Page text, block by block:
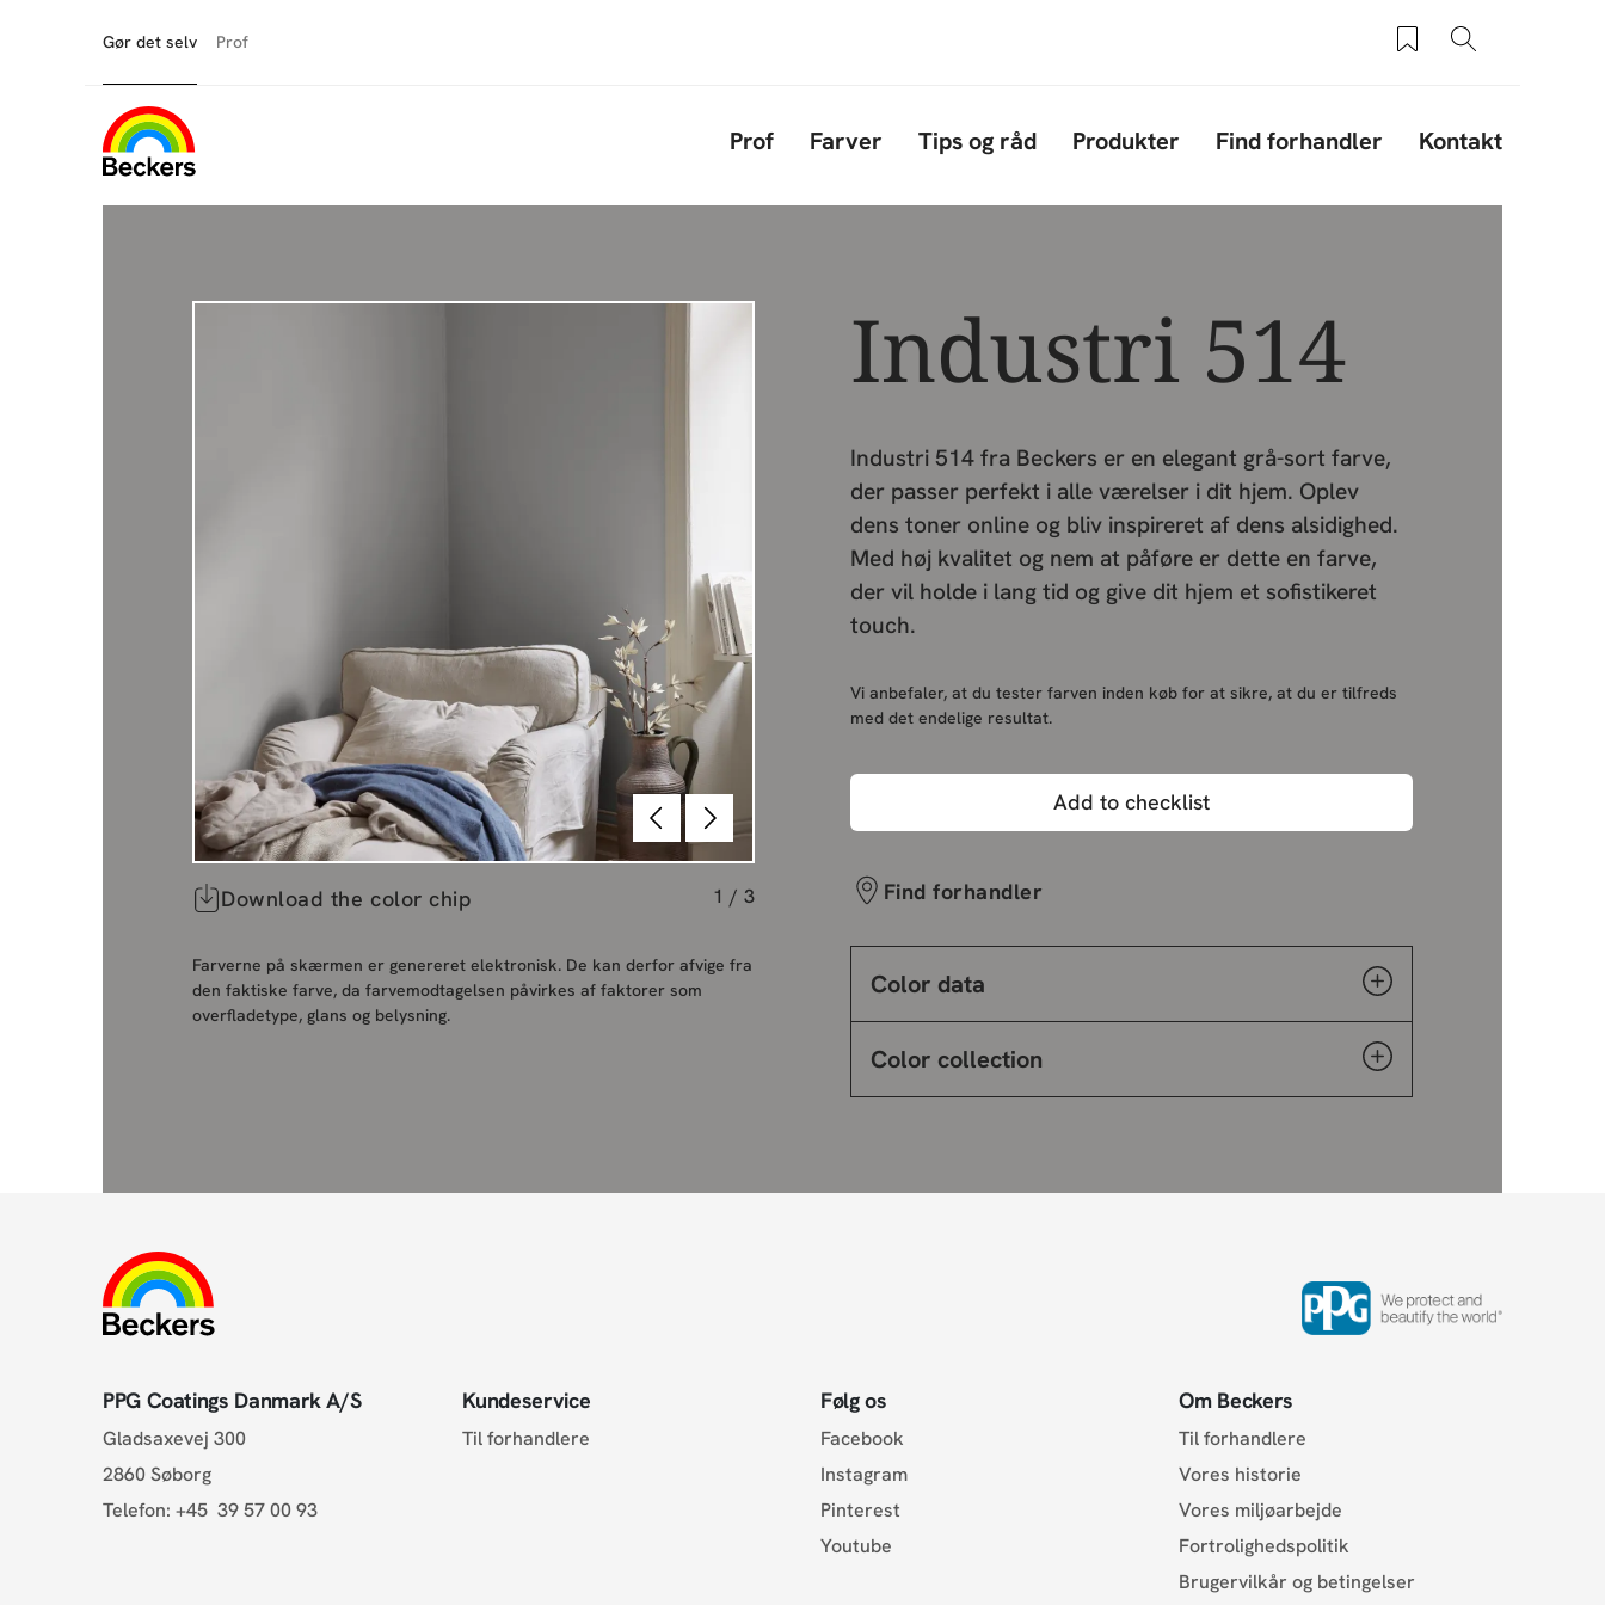
Gør det selv Prof Saved products
Søg
Prof Farver Tips og råd Produkter Find forhandler Kontakt
Industri 514
ForrigeNæste
Download the color chip 1 / 3
Farverne på skærmen er genereret elektronisk. De kan derfor afvige fra
den faktiske farve, da farvemodtagelsen påvirkes af faktorer som
overfladetype, glans og belysning.
Industri 514 fra Beckers er en elegant grå-sort farve,
der passer perfekt i alle værelser i dit hjem. Oplev
dens toner online og bliv inspireret af dens alsidighed.
Med høj kvalitet og nem at påføre er dette en farve,
der vil holde i lang tid og give dit hjem et sofistikeret
touch.
Vi anbefaler, at du tester farven inden køb for at sikre, at du er tilfreds
med det endelige resultat.
Add to checklist
Find forhandler
Color data
Color collection
PPG Coatings Danmark A/S
Gladsaxevej 300
2860 Søborg
Telefon:+45 39 57 00 93
Kundeservice
Til forhandlere
Følg os
Facebook
Instagram
Pinterest
Youtube
Om Beckers
Til forhandlere
Vores historie
Vores miljøarbejde
Fortrolighedspolitik
Brugervilkår og betingelser